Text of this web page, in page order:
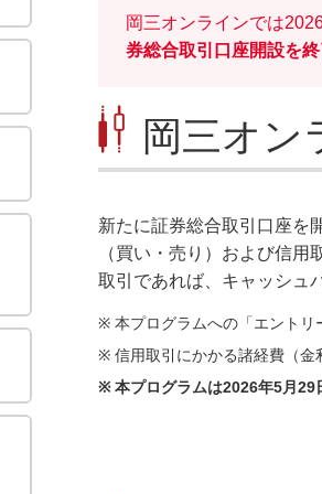
岡三オンラインでは
券総合取引口座開設を終
岡三オン
新たに証券総合取引口座を
（買い・売り）および信
取引であれば、キャッシュ
※ 本プログラムへの「エントリ
※ 信用取引にかかる諸経費（金
※ 本プログラムは2026年5月29